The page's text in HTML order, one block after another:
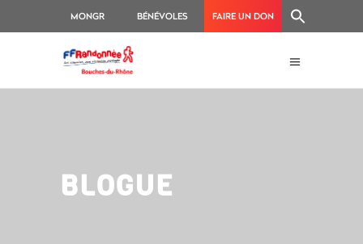
MONGR BÉNÉVOLES FAIRE UN DON
BLOGUE